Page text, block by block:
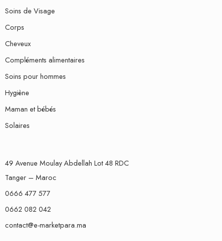
Soins de Visage
Corps
Cheveux
Compléments alimentaires
Soins pour hommes
Hygiène
Maman et bébés
Solaires
49 Avenue Moulay Abdellah Lot 48 RDC
Tanger – Maroc
0666 477 577
0662 082 042
contact@e-marketpara.ma